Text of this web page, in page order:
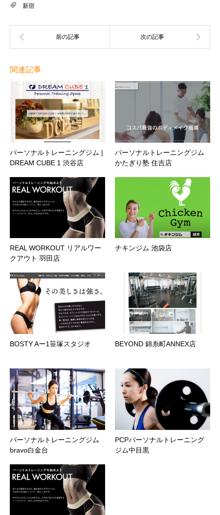
新宿
関連記事
パーソナルトレーニングジム |
DREAM CUBE 1 渋谷店
パーソナルトレーニングジム
かたぎり塾 住吉店
REAL WORKOUT リアルワー
クアウト 羽田店
チキンジム 池袋店
BOSTY Aー1笹塚スタジオ BEYOND 錦糸町ANNEX店
パーソナルトレーニングジム
bravo白金台
PCPパーソナルトレーニング
ジム中目黒